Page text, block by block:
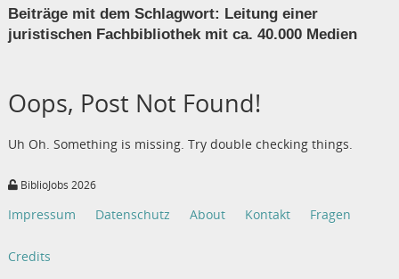
Beiträge mit dem Schlagwort: Leitung einer
juristischen Fachbibliothek mit ca. 40.000 Medien
Oops, Post Not Found!
Uh Oh. Something is missing. Try double checking things.
BiblioJobs 2026
Impressum Datenschutz About Kontakt Fragen
Credits